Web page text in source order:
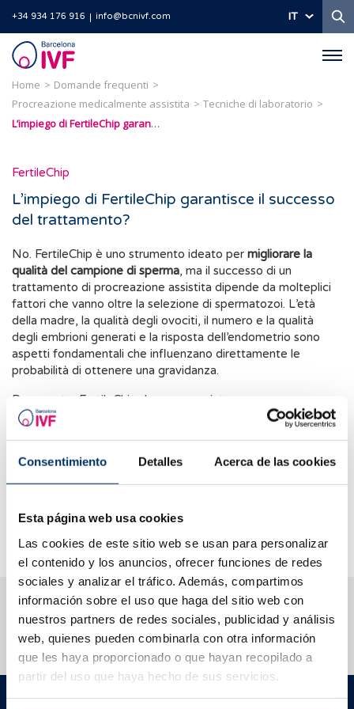
Consentimiento Detalles Acerca de las cookies
Esta página web usa cookies
Las cookies de este sitio web se usan para personalizar
el contenido y los anuncios, ofrecer funciones de redes
sociales y analizar el tráfico. Además, compartimos
información sobre el uso que haga del sitio web con
nuestros partners de redes sociales, publicidad y análisis
web, quienes pueden combinarla con otra información
que les haya proporcionado o que hayan recopilado a
partir del uso que haya hecho de sus servicios.
+34 934 176 916 info@bcnivf.com IT
Barcelona
IVF
Home
Domande frequenti
Procreazione medicalmente assistita
Tecniche di laboratorio
L’impiego di FertileChip garantisce il successo del trattamento?
FertileChip
L’impiego di FertileChip garantisce il successo
del trattamento?
No. FertileChip è uno strumento ideato per migliorare la
qualità del campione di sperma, ma il successo di un
trattamento di procreazione assistita dipende da molteplici
fattori che vanno oltre la selezione di spermatozoi. L’età
della madre, la qualità degli ovociti, il numero e la qualità
degli embrioni generati e la risposta dell’endometrio sono
aspetti fondamentali che influenzano direttamente le
probabilità di ottenere una gravidanza.
Per questo, FertileChip deve essere inteso come
complemento nell’ambito di un approccio globale della
, volto a ottimizzare una delle fasi del processo. Il suo
soprattutto nei casi con antecedenti di frammentazione
elevata del DNA spermatico, ma non può garantire da solo il
complesso dei fattori riproduttivi della coppia o della
Ti aiutiamo a risolvere i tuoi dubbi
Barcelona IVF